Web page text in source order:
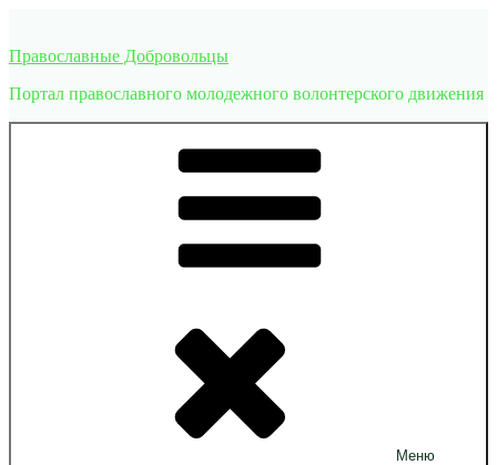
содержимому
Православные Добровольцы
Портал православного молодежного волонтерского движения
Меню